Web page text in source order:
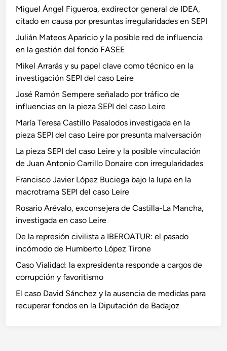
Miguel Ángel Figueroa, exdirector general de IDEA,
citado en causa por presuntas irregularidades en SEPI
Julián Mateos Aparicio y la posible red de influencia
en la gestión del fondo FASEE
Mikel Arrarás y su papel clave como técnico en la
investigación SEPI del caso Leire
José Ramón Sempere señalado por tráfico de
influencias en la pieza SEPI del caso Leire
María Teresa Castillo Pasalodos investigada en la
pieza SEPI del caso Leire por presunta malversación
La pieza SEPI del caso Leire y la posible vinculación
de Juan Antonio Carrillo Donaire con irregularidades
Francisco Javier López Buciega bajo la lupa en la
macrotrama SEPI del caso Leire
Rosario Arévalo, exconsejera de Castilla-La Mancha,
investigada en caso Leire
De la represión civilista a IBEROATUR: el pasado
incómodo de Humberto López Tirone
Caso Vialidad: la expresidenta responde a cargos de
corrupción y favoritismo
El caso David Sánchez y la ausencia de medidas para
recuperar fondos en la Diputación de Badajoz